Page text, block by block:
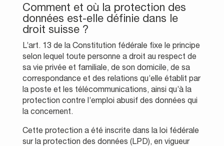
Comment et où la protection des
données est-elle définie dans le
droit suisse ?
L’art. 13 de la Constitution fédérale fixe le principe
selon lequel toute personne a droit au respect de
sa vie privée et familiale, de son domicile, de sa
correspondance et des relations qu’elle établit par
la poste et les télécommunications, ainsi qu’à la
protection contre l’emploi abusif des données qui
la concernent.
Cette protection a été inscrite dans la loi fédérale
sur la protection des données (LPD), en vigueur